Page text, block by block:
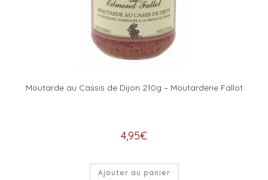
Moutarde au Cassis de Dijon 210g – Moutarderie Fallot
4,95€
Ajouter au panier